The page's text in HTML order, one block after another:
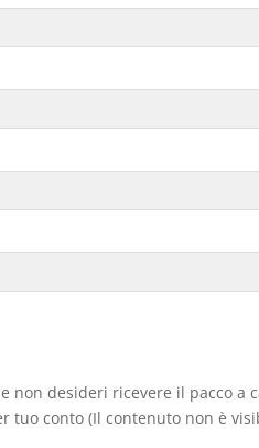
desideri ricevere il pacco a
conto (Il contenuto non è